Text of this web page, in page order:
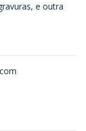
e outra